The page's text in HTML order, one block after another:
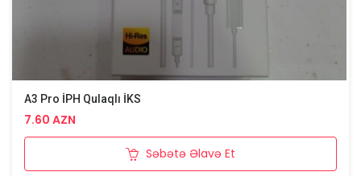
A3 Pro İPH Qulaqlı İKS
7.60 AZN
Səbətə Əlavə Et